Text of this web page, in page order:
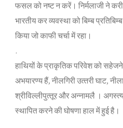
फसल को नष्‍ट न करें। न‍िर्मलाजी ने
भारतीय कर व्‍यवस्‍था को ब‍िम्‍ब
क‍िया जो काफी चर्चा में रहा।
.
हाथ‍ियों के प्राकृत‍िक पर‍िवेश को
अभयारण्‍य हैं, नीलग‍िरी उत्‍तरी घाट,
श्रीव‍िल्‍लीपुत्‍तूर और अन्‍नामलै ।
स्‍थाप‍ित करने की घोषणा हाल में हुई है।